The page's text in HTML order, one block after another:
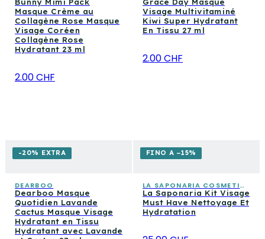
Bunny Mimi Pack
Masque Crème au
Collagène Rose Masque
Visage Coréen
Collagène Rose
Hydratant 23 ml
2.00 CHF
Grace Day Masque
Visage Multivitaminé
Kiwi Super Hydratant
En Tissu 27 ml
2.00 CHF
-20% EXTRA
DEARBOO
Dearboo Masque
Quotidien Lavande
Cactus Masque Visage
Hydratant en Tissu
Hydratant avec Lavande
FINO A −15%
LA SAPONARIA COSMETICA CONSAPEVOLE
La Saponaria Kit Visage
Must Have Nettoyage Et
Hydratation